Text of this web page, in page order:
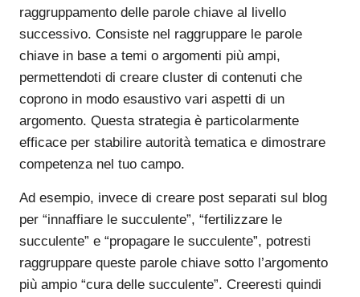
raggruppamento delle parole chiave al livello
successivo. Consiste nel raggruppare le parole
chiave in base a temi o argomenti più ampi,
permettendoti di creare cluster di contenuti che
coprono in modo esaustivo vari aspetti di un
argomento. Questa strategia è particolarmente
efficace per stabilire autorità tematica e dimostrare
competenza nel tuo campo.
Ad esempio, invece di creare post separati sul blog
per “innaffiare le succulente”, “fertilizzare le
succulente” e “propagare le succulente”, potresti
raggruppare queste parole chiave sotto l’argomento
più ampio “cura delle succulente”. Creeresti quindi